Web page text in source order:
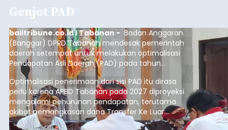
balitribune.co.id | Mangupura
menyepakati Nota Kesepakatan Kebijakan
Umum APBD (KUA) dan Prioritas Plafon Anggaran
Sementara (PPAS) Tahun Anggaran 2027 dalam
rapat paripurna yang digelar di Gedung DPRD
Badung, Kamis (6/8/2026).
Badung
Submitted bycontributoronThu, 08/06/2026 - 20:27
Baca Selengkapnya